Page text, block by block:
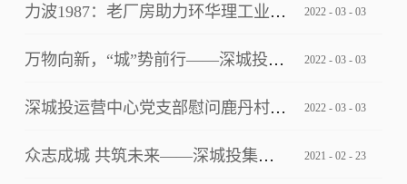
力波1987：老厂房助力环华理工业设计创新中心写入上海市级文件！ 2022 - 03 - 03
万物向新，“城”势前行——深城投集团“逐梦四十年”2022年年会 2022 - 03 - 03
深城投运营中心党支部慰问鹿丹村社区疫情防控一线工作人员 2022 - 03 - 03
众志成城 共筑未来——深城投集团2021云年会圆满落幕 2021 - 02 - 23